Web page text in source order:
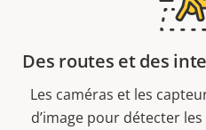
Des routes et des
Les caméras et les
d’image pour détecter